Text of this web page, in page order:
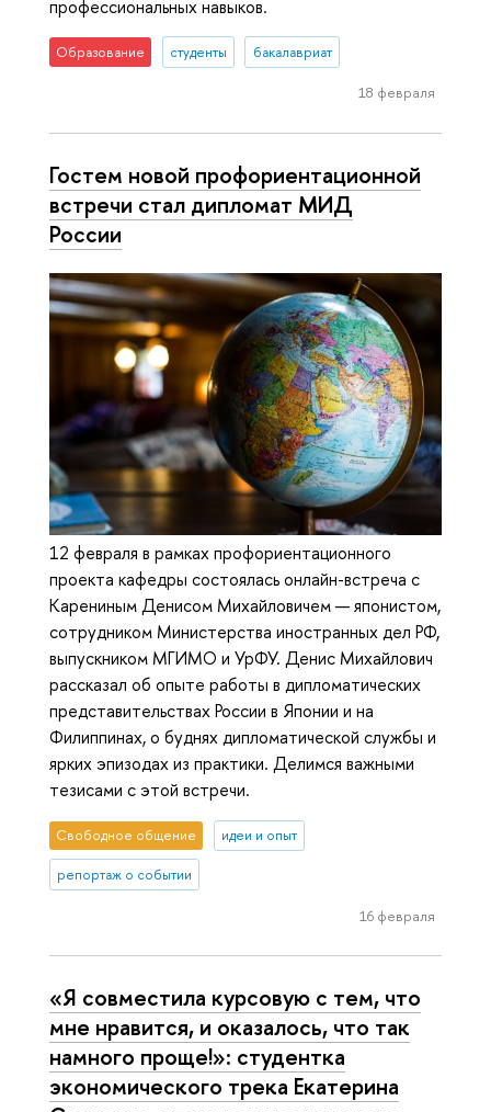
профессиональных навыков.
Образование студенты бакалавриат
18 февраля
Гостем новой профориентационной
встречи стал дипломат МИД
России
12 февраля в рамках профориентационного
проекта кафедры состоялась онлайн-встреча с
Карениным Денисом Михайловичем — японистом,
сотрудником Министерства иностранных дел РФ,
выпускником МГИМО и УрФУ. Денис Михайлович
рассказал об опыте работы в дипломатических
представительствах России в Японии и на
Филиппинах, о буднях дипломатической службы и
ярких эпизодах из практики. Делимся важными
тезисами с этой встречи.
Свободное общение идеи и опыт
репортаж о событии
16 февраля
«Я совместила курсовую с тем, что
мне нравится, и оказалось, что так
намного проще!»: студентка
экономического трека Екатерина